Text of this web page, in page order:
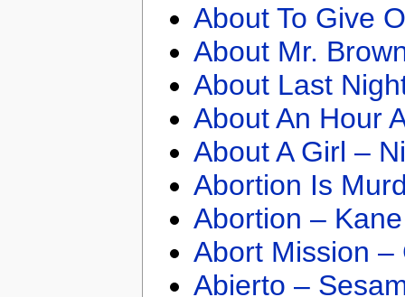
About To Give
About Mr.
About Last
About An Hour
About A Girl –
Abortion Is
Abortion –
Abort Mission –
Abierto –